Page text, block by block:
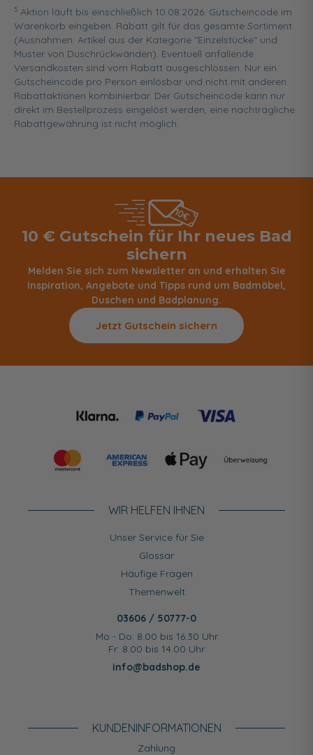
5 Aktion läuft bis einschließlich 10.08.2026. Gutscheincode im
Warenkorb eingeben. Rabatt gilt für das gesamte Sortiment
(Ausnahmen: Artikel aus der Kategorie "Einzelstücke" und
Muster von Duschrückwänden). Eventuell anfallende
Versandkosten sind vom Rabatt ausgeschlossen. Nur ein
Gutscheincode pro Person einlösbar und nicht mit anderen
Rabattaktionen kombinierbar. Der Gutscheincode kann nur
direkt im Bestellprozess eingelöst werden, eine nachträgliche
Rabattgewährung ist nicht möglich.
10 € Gutschein für Ihr neues Bad
sichern
Melden Sie sich zum Newsletter an und erhalten Sie
Inspiration, Angebote und Tipps rund um Badmöbel,
Duschen und Badplanung.
Jetzt Gutschein sichern
WIR HELFEN IHNEN
Unser Service für Sie
Glossar
Häufige Fragen
Themenwelt
03606 / 50777-0
Mo - Do: 8.00 bis 16.30 Uhr
Fr: 8.00 bis 14.00 Uhr
info@badshop.de
KUNDEN­INFORMATIONEN
Zahlung